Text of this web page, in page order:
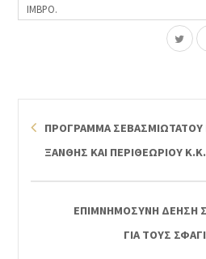
ΙΜΒΡΟ.
ΠΡΟΓΡΑΜΜΑ
ΞΑΝΘΗΣ ΚΑΙ ΠΕΡΙΘΕΩΡΙΟΥ
ΕΠΙΜΝΗΜΟΣΥΝΗ ΔΕΗΣΗ
ΓΙΑ ΤΟΥΣ